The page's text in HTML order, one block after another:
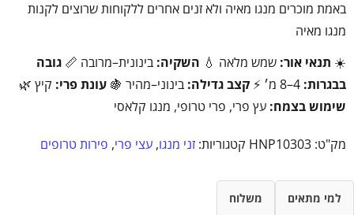
באמת מוכרים מנגו מאיה ולא זנים אחרים ללקוחות שרוצים לקנות
מנגו מאיה
☀️ תנאי אור: שמש מלאה 💧 השקיה: בינונית–מרובה 📏 גובה
בבגרות: 4–8 מ׳ ⚡ קצב גדילה: בינוני–מהיר 🍇 עונת פרי: קיץ 🌿
שימוש בצמח: עץ פרי, פרי טרופי, מנגו קלאסי
מק"ט: HNP10303 קטגוריות: זני מנגו, עצי פרי, פירות טרופים
למי מתאים משלוח